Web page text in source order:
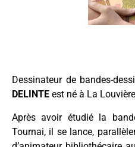
Dessinateur de bandes-
DELINTE est né à La
Après avoir étudié la
Tournai, il se lance,